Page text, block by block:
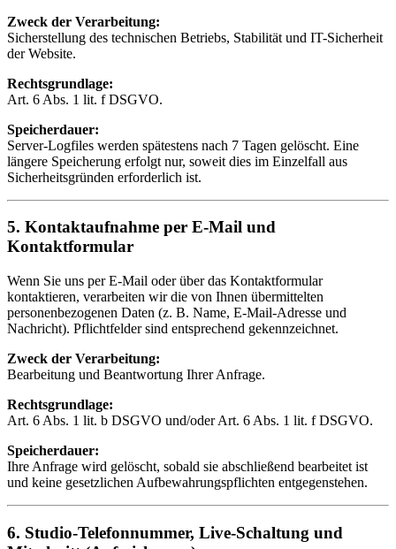
Zweck der Verarbeitung:
Sicherstellung des technischen Betriebs, Stabilität und IT-Sicherheit
der Website.
Rechtsgrundlage:
Art. 6 Abs. 1 lit. f DSGVO.
Speicherdauer:
Server-Logfiles werden spätestens nach 7 Tagen gelöscht. Eine
längere Speicherung erfolgt nur, soweit dies im Einzelfall aus
Sicherheitsgründen erforderlich ist.
5. Kontaktaufnahme per E-Mail und
Kontaktformular
Wenn Sie uns per E-Mail oder über das Kontaktformular
kontaktieren, verarbeiten wir die von Ihnen übermittelten
personenbezogenen Daten (z. B. Name, E-Mail-Adresse und
Nachricht). Pflichtfelder sind entsprechend gekennzeichnet.
Zweck der Verarbeitung:
Bearbeitung und Beantwortung Ihrer Anfrage.
Rechtsgrundlage:
Art. 6 Abs. 1 lit. b DSGVO und/oder Art. 6 Abs. 1 lit. f DSGVO.
Speicherdauer:
Ihre Anfrage wird gelöscht, sobald sie abschließend bearbeitet ist
und keine gesetzlichen Aufbewahrungspflichten entgegenstehen.
6. Studio-Telefonnummer, Live-Schaltung und